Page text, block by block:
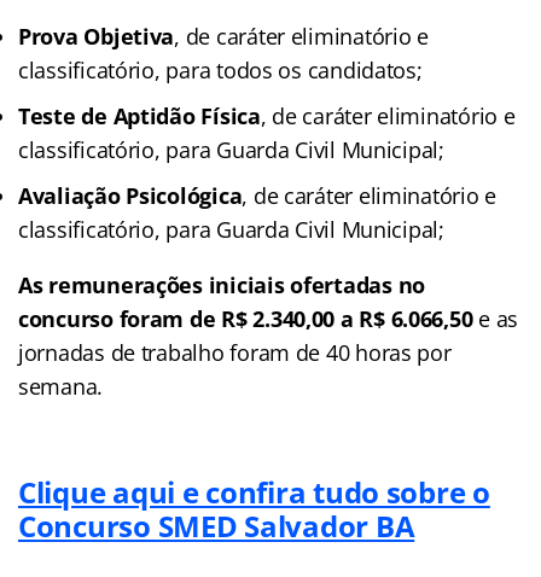
Prova Objetiva, de caráter eliminatório e
classificatório, para todos os candidatos;
Teste de Aptidão Física, de caráter eliminatório e
classificatório, para Guarda Civil Municipal;
Avaliação Psicológica, de caráter eliminatório e
classificatório, para Guarda Civil Municipal;
As remunerações iniciais ofertadas no
concurso foram de R$ 2.340,00 a R$ 6.066,50e as
jornadas de trabalho foram de 40 horas por
semana.
Clique aqui e confira tudo sobre o
Concurso SMED Salvador BA